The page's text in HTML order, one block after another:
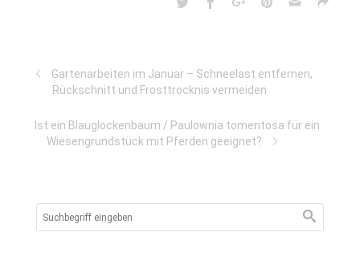
Gartenarbeiten im Januar – Schneelast entfernen,
Rückschnitt und Frosttrocknis vermeiden
Ist ein Blauglockenbaum / Paulownia tomentosa für ein
Wiesengrundstück mit Pferden geeignet?